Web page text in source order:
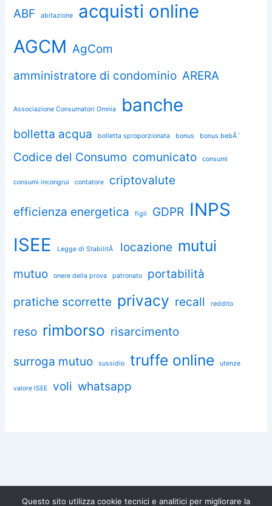
ABF abitazione
acquisti online
AGCM AgCom
amministratore di condominio ARERA
Associazione Consumatori Omnia banche
bolletta acqua bolletta sproporzionata bonus bonus bebÃ¨
Codice del Consumo comunicato consumi
consumi incongrui contatore criptovalute
efficienza energetica figli GDPR INPS
ISEE
Legge di StabilitÃ locazione mutui
mutuo onere della prova patronato
portabilità
pratiche scorrette privacy recall reddito
reso rimborso risarcimento
surroga mutuo sussidio truffe online utenze
valore ISEE voli whatsapp
Questo sito utilizza cookie tecnici e analitici per migliorare la